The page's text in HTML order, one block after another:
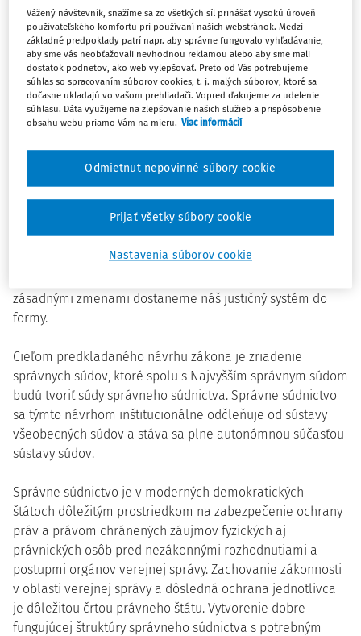
súdnictva dáva garanciu, že princípy právneho štátu
berieme veľmi vážne na ceste k demokracii a že práve
spory medzi občanom a štátom majú vážnu váhu a v tejto
súvislosti je vybudovanie správneho súdnictva naozaj tou
najlepšou cestou,“uviedla ministerka spravodlivosti Mária
Kolíková.
širšieho celku, ktorým je reforma súdnej mapy. Jej cieľom
je, aby ľudia mali rýchlejšie a kvalitnejšie súdne
rozhodnutia, a zároveň, aby sudcovia a zamestnanci
súdov mali lepšie podmienky na prácu a rozhodovanie.
Reforma súdnej mapy je súčasťou reforiem podporených z
Plánu obnovy a odolnostiv oblasti spravodlivosti, a
zásadnými zmenami dostaneme náš justičný systém do
formy.
Cieľom predkladaného návrhu zákona je zriadenie
správnych súdov, ktoré spolu s Najvyšším správnym súdom
budú tvoriť súdy správneho súdnictva. Správne súdnictvo
sa týmto návrhom inštitucionálne odčleňuje od sústavy
všeobecných súdov a stáva sa plne autonómnou súčasťou
sústavy súdov.
Správne súdnictvo je v moderných demokratických
štátoch dôležitým prostriedkom na zabezpečenie ochrany
práv a právom chránených záujmov fyzických aj
právnických osôb pred nezákonnými rozhodnutiami a
postupmi orgánov verejnej správy. Zachovanie zákonnosti
v oblasti verejnej správy a dôsledná ochrana jednotlivca
je dôležitou črtou právneho štátu. Vytvorenie dobre
fungujúcej štruktúry správneho súdnictva s potrebným
Vážený návštevník, snažíme sa zo všetkých síl prinášať vysokú úroveň
používateľského komfortu pri používaní našich webstránok. Medzi
základné predpoklady patrí napr. aby správne fungovalo vyhľadávanie,
aby sme vás neobťažovali nevhodnou reklamou alebo aby sme mali
dostatok podnetov, ako web vylepšovať. Preto od Vás potrebujeme
súhlas so spracovaním súborov cookies, t. j. malých súborov, ktoré sa
dočasne ukladajú vo vašom prehliadači. Vopred ďakujeme za udelenie
súhlasu. Dáta využijeme na zlepšovanie našich služieb a prispôsobenie
obsahu webu priamo Vám na mieru. Viac informácií
Nastavenia súborov cookie
Odmietnut nepovinné súbory cookie
Prijať všetky súbory cookie